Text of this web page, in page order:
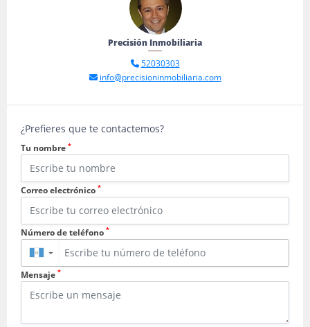
Precisión Inmobiliaria
52030303
info@precisioninmobiliaria.com
¿Prefieres que te contactemos?
Tu nombre *
Correo electrónico *
Número de teléfono *
▼
Mensaje *